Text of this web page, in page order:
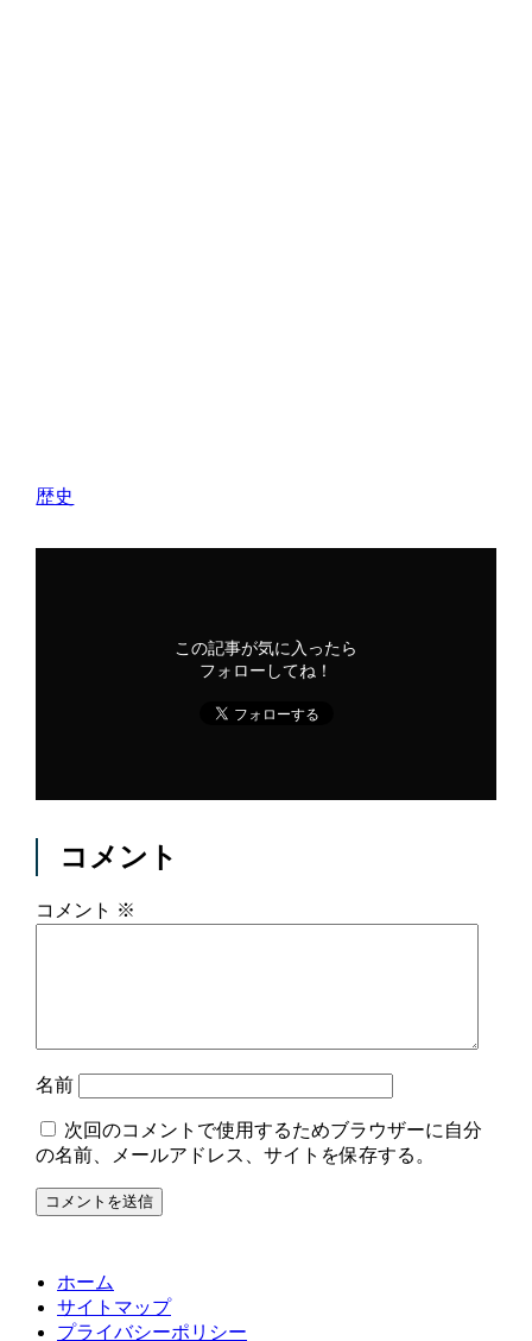
歴史
この記事が気に入ったら
フォローしてね！
コメント
コメント ※
名前
次回のコメントで使用するためブラウザーに自分
の名前、メールアドレス、サイトを保存する。
ホーム
サイトマップ
プライバシーポリシー